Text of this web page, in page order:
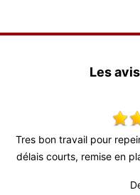
Les
bon travail pour repeindre
courts, remise en place
De